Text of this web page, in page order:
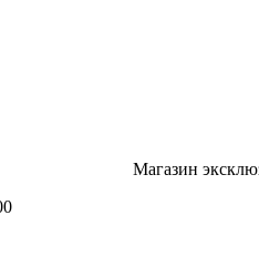
Магазин